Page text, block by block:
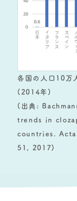
各国の人口10万
(2014年)
(出典:
trends in
countries.
51, 2017)